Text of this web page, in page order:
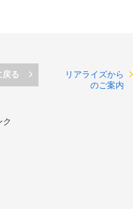
リアライズから
のご案内
戻る
ク